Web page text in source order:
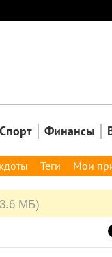
Спорт Финансы
Теги Мои
МБ)